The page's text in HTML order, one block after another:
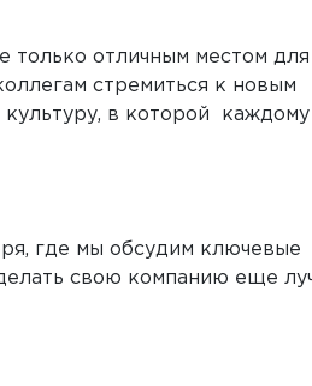
только отличным местом для
стремиться к новым
в которой каждому
где мы обсудим ключевые
свою компанию еще